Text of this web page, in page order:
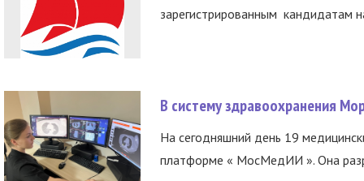
зарегистрированным кандидатам
В систему здравоохранения
На сегодняшний день 19
платформе « МосМедИИ ». Она